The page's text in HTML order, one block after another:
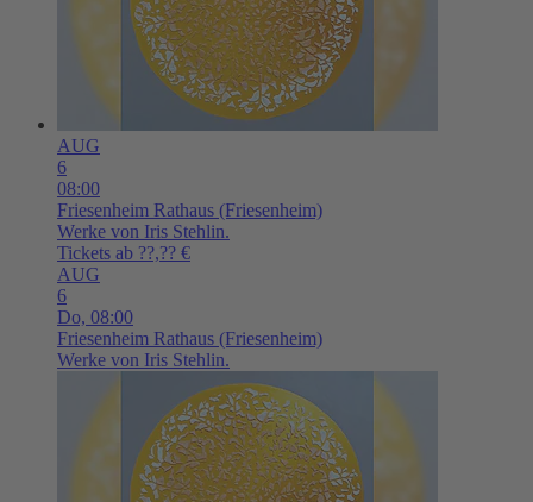
AUG
6
08:00
Friesenheim Rathaus (Friesenheim)
Werke von Iris Stehlin.
Tickets ab ??,?? €
AUG
6
Do, 08:00
Friesenheim Rathaus (Friesenheim)
Werke von Iris Stehlin.